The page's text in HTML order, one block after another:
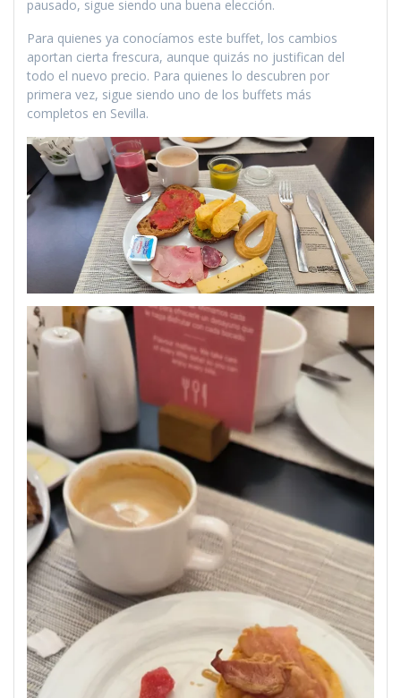
pausado, sigue siendo una buena elección.
Para quienes ya conocíamos este buffet, los cambios
aportan cierta frescura, aunque quizás no justifican del
todo el nuevo precio. Para quienes lo descubren por
primera vez, sigue siendo uno de los buffets más
completos en Sevilla.